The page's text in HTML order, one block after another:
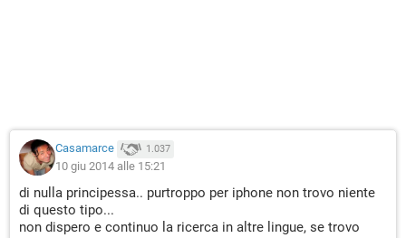
Casamarce 1.037
10 giu 2014 alle 15:21
di nulla principessa.. purtroppo per iphone non trovo niente
di questo tipo...
non dispero e continuo la ricerca in altre lingue, se trovo